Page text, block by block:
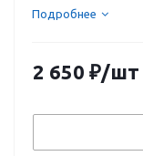
Подробнее
2 650 ₽/шт